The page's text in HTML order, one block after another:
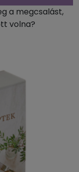
a megcsalást,
volna?